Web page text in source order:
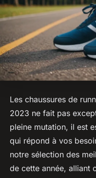
Les chaussures de
2023 ne fait pas
pleine mutation, il est
qui répond à vos
notre sélection des
de cette année, alliant